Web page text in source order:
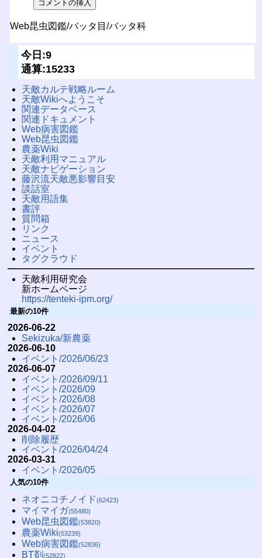
Web昆虫図鑑/バッタ目/バッタ科
今日:9
通算:15233
天敵カルテ戦略ルーム
天敵Wikiへようこそ
関連データベース
関連ドキュメント
Web病害図鑑
Web昆虫図鑑
農薬Wiki
天敵利用マニュアル
天敵ナビゲーション
藤沢流天敵悪影響目安
談話室
天敵用語集
書評
質問箱
リンク
ニュース
イベント
タグクラウド
天敵利用研究会
新ホームページ
https://tenteki-ipm.org/
最新の10件
2026-06-22
Sekizuka/新農薬
2026-06-10
イベント/2026/06/23
2026-06-07
イベント/2026/09/11
イベント/2026/09
イベント/2026/08
イベント/2026/07
イベント/2026/06
2026-04-02
削除履歴
イベント/2026/04/24
2026-03-31
イベント/2026/05
人気の10件
ネオニコチノイド(62423)
マイマイガ(55480)
Web昆虫図鑑(53820)
農薬Wiki(53239)
Web病害図鑑(52836)
BT剤 (52822)